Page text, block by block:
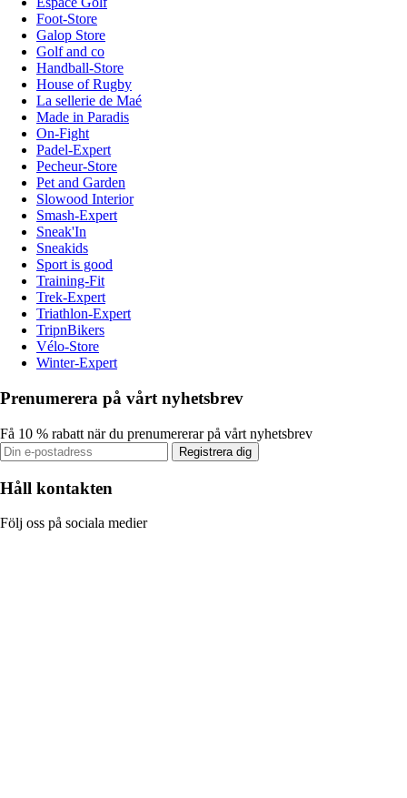
Foot-Store
Galop Store
Golf and co
Handball-Store
House of Rugby
La sellerie de Maé
Made in Paradis
On-Fight
Padel-Expert
Pecheur-Store
Pet and Garden
Slowood Interior
Smash-Expert
Sneak'In
Sneakids
Sport is good
Training-Fit
Trek-Expert
Triathlon-Expert
TripnBikers
Vélo-Store
Winter-Expert
Prenumerera på vårt nyhetsbrev
Få 10 % rabatt när du prenumererar på vårt nyhetsbrev
Registrera dig
Håll kontakten
Följ oss på sociala medier